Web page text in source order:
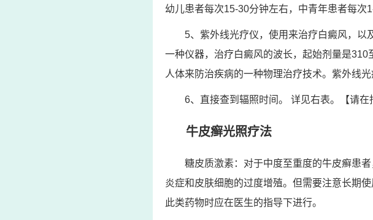
幼儿患者每次15-30分钟左右，中青年患者每次
5、紫外线光疗仪，使用来治疗白癜风，以
一种仪器，治疗白癜风的波长，起始剂量是
人体来防治疾病的一种物理治疗技术。紫外线
6、直接查到辐照时间。 详见右表。【请
牛皮癣光照疗法
糖皮质激素：对于中度至重度的牛皮癣患
炎症和皮肤细胞的过度增殖。但需要注意长期
此类药物时应在医生的指导下进行。